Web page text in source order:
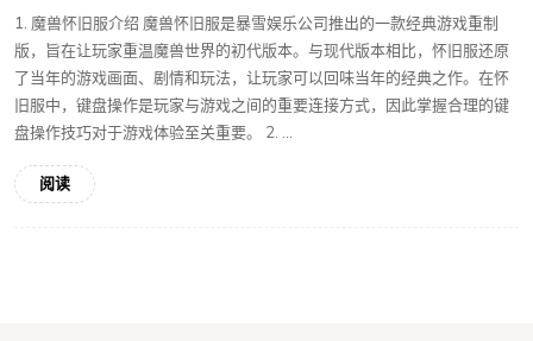
1. 魔兽怀旧服介绍 魔兽怀旧服是暴雪娱乐公司推出的一款经典游戏重制
版，旨在让玩家重温魔兽世界的初代版本。与现代版本相比，怀旧服还原
了当年的游戏画面、剧情和玩法，让玩家可以回味当年的经典之作。在怀
旧服中，键盘操作是玩家与游戏之间的重要连接方式，因此掌握合理的键
盘操作技巧对于游戏体验至关重要。 2. ...
阅读